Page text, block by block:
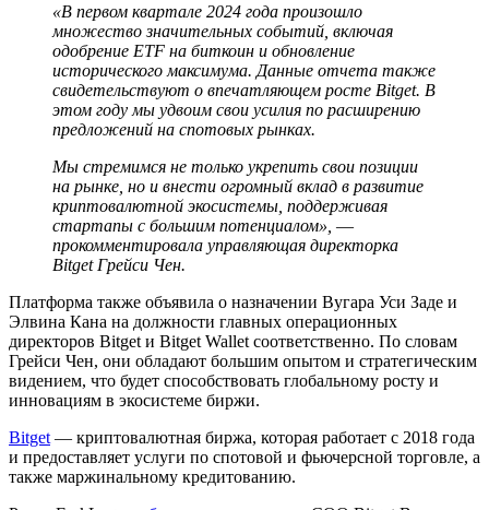
«В первом квартале 2024 года произошло
множество значительных событий, включая
одобрение ETF на биткоин и обновление
исторического максимума. Данные отчета также
свидетельствуют о впечатляющем росте Bitget. В
этом году мы удвоим свои усилия по расширению
предложений на спотовых рынках.
Мы стремимся не только укрепить свои позиции
на рынке, но и внести огромный вклад в развитие
криптовалютной экосистемы, поддерживая
стартапы с большим потенциалом», ―
прокомментировала управляющая директорка
Bitget Грейси Чен.
Платформа также объявила о назначении Вугара Уси Заде и
Элвина Кана на должности главных операционных
директоров Bitget и Bitget Wallet соответственно. По словам
Грейси Чен, они обладают большим опытом и стратегическим
видением, что будет способствовать глобальному росту и
инновациям в экосистеме биржи.
Bitget — криптовалютная биржа, которая работает с 2018 года
и предоставляет услуги по спотовой и фьючерсной торговле, а
также маржинальному кредитованию.